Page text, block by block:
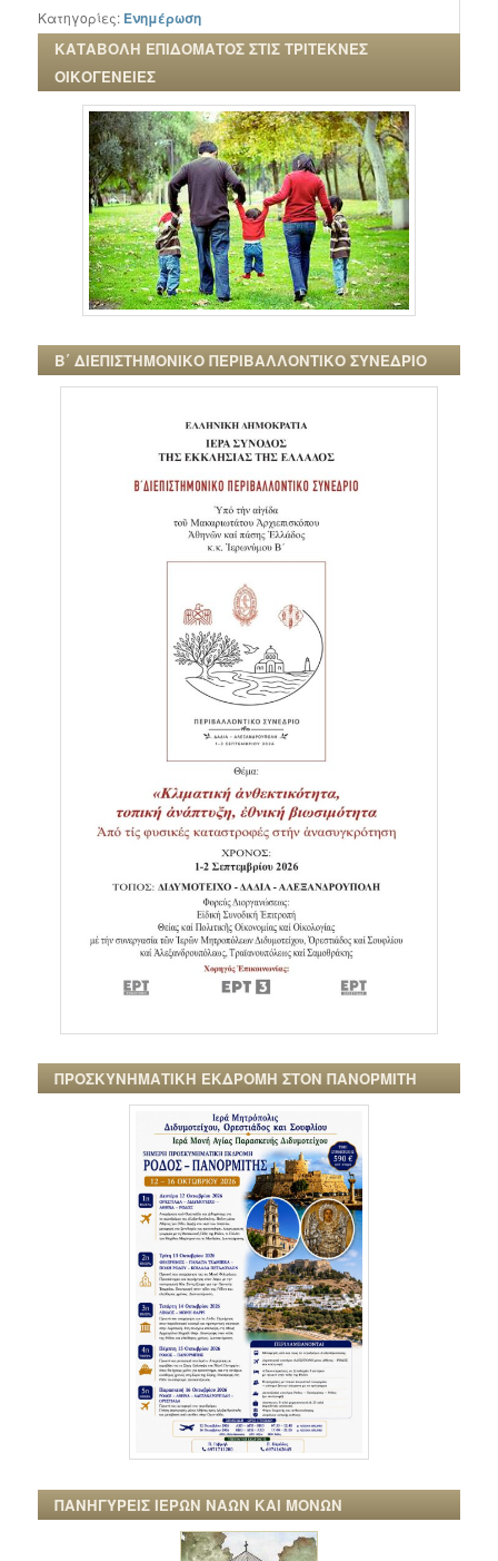
Κατηγορίες: Ενημέρωση
ΚΑΤΑΒΟΛΗ ΕΠΙΔΟΜΑΤΟΣ ΣΤΙΣ ΤΡΙΤΕΚΝΕΣ
ΟΙΚΟΓΕΝΕΙΕΣ
Β΄ ΔΙΕΠΙΣΤΗΜΟΝΙΚΟ ΠΕΡΙΒΑΛΛΟΝΤΙΚΟ ΣΥΝΕΔΡΙΟ
ΠΡΟΣΚΥΝΗΜΑΤΙΚΗ ΕΚΔΡΟΜΗ ΣΤΟΝ ΠΑΝΟΡΜΙΤΗ
ΠΑΝΗΓΥΡΕΙΣ ΙΕΡΩΝ ΝΑΩΝ ΚΑΙ ΜΟΝΩΝ